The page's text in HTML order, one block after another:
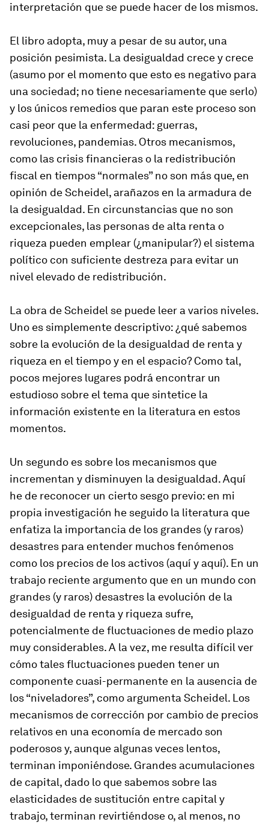
interpretación que se puede hacer de los mismos.
El libro adopta, muy a pesar de su autor, una
posición pesimista. La desigualdad crece y crece
(asumo por el momento que esto es negativo para
una sociedad; no tiene necesariamente que serlo)
y los únicos remedios que paran este proceso son
casi peor que la enfermedad: guerras,
revoluciones, pandemias. Otros mecanismos,
como las crisis financieras o la redistribución
fiscal en tiempos “normales” no son más que, en
opinión de Scheidel, arañazos en la armadura de
la desigualdad. En circunstancias que no son
excepcionales, las personas de alta renta o
riqueza pueden emplear (¿manipular?) el sistema
político con suficiente destreza para evitar un
nivel elevado de redistribución.
La obra de Scheidel se puede leer a varios niveles.
Uno es simplemente descriptivo: ¿qué sabemos
sobre la evolución de la desigualdad de renta y
riqueza en el tiempo y en el espacio? Como tal,
pocos mejores lugares podrá encontrar un
estudioso sobre el tema que sintetice la
información existente en la literatura en estos
momentos.
Un segundo es sobre los mecanismos que
incrementan y disminuyen la desigualdad. Aquí
he de reconocer un cierto sesgo previo: en mi
propia investigación he seguido la literatura que
enfatiza la importancia de los grandes (y raros)
desastres para entender muchos fenómenos
como los precios de los activos (aquí y aquí). En un
trabajo reciente argumento que en un mundo con
grandes (y raros) desastres la evolución de la
desigualdad de renta y riqueza sufre,
potencialmente de fluctuaciones de medio plazo
muy considerables. A la vez, me resulta difícil ver
cómo tales fluctuaciones pueden tener un
componente cuasi-permanente en la ausencia de
los “niveladores”, como argumenta Scheidel. Los
mecanismos de corrección por cambio de precios
relativos en una economía de mercado son
poderosos y, aunque algunas veces lentos,
terminan imponiéndose. Grandes acumulaciones
de capital, dado lo que sabemos sobre las
elasticidades de sustitución entre capital y
trabajo, terminan revirtiéndose o, al menos, no